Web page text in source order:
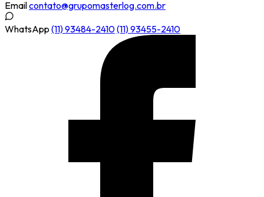
Emailcontato@grupomasterlog.com.br
WhatsApp (11) 93484-2410(11) 93455-2410